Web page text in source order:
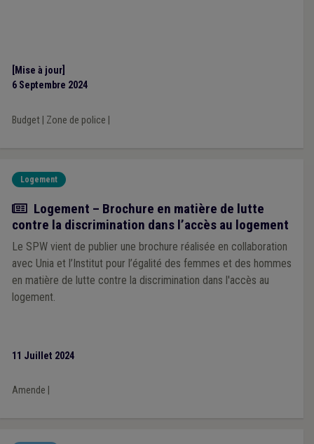
[Mise à jour]
6 Septembre 2024
Budget| Zone de police
Logement
Actualité
Logement – Brochure en matière de lutte
contre la discrimination dans l’accès au logement
Le SPW vient de publier une brochure réalisée en collaboration
avec Unia et l’Institut pour l’égalité des femmes et des hommes
en matière de lutte contre la discrimination dans l'accès au
logement.
11 Juillet 2024
Amende